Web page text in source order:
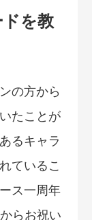
を教
の方から
たことが
るキャラ
ているこ
ス一周年
らお祝い